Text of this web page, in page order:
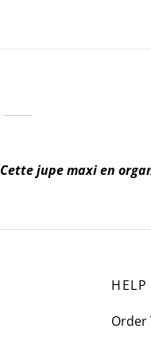
Cette jupe maxi en
HELP
Order